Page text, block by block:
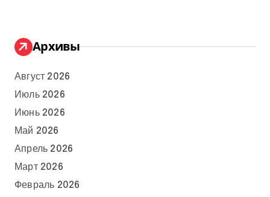
Архивы
Август 2026
Июль 2026
Июнь 2026
Май 2026
Апрель 2026
Март 2026
Февраль 2026